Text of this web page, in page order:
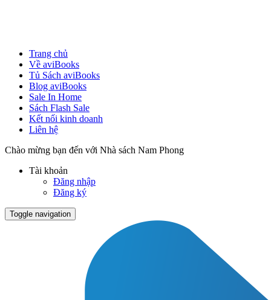
Trang chủ
Về aviBooks
Tủ Sách aviBooks
Blog aviBooks
Sale In Home
Sách Flash Sale
Kết nối kinh doanh
Liên hệ
Chào mừng bạn đến với Nhà sách Nam Phong
Tài khoản
Đăng nhập
Đăng ký
Toggle navigation